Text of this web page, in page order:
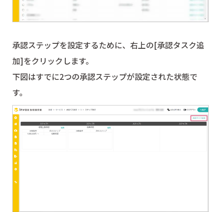
承認ステップを設定するために、右上の[承認タスク追
加]をクリックします。
下図はすでに2つの承認ステップが設定された状態で
す。